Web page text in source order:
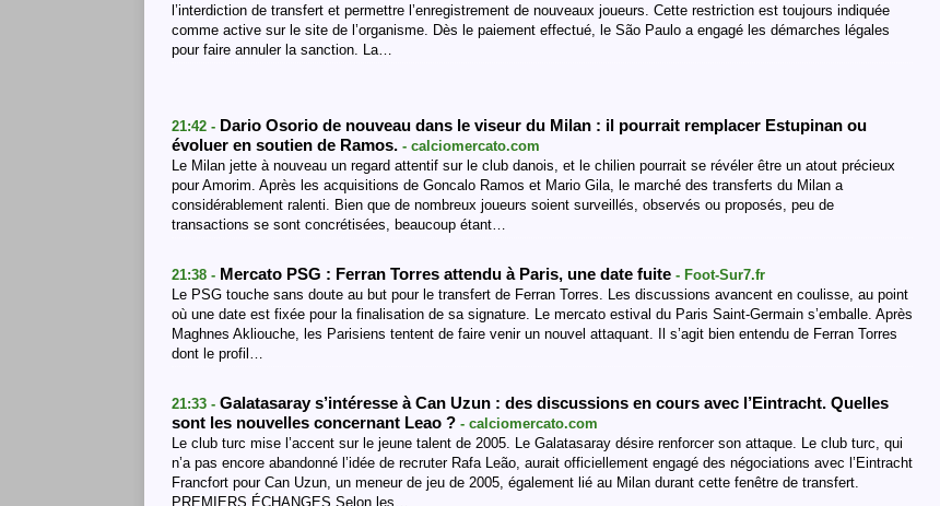
l’interdiction de transfert et permettre l’enregistrement de nouveaux joueurs. Cette restriction est toujours indiquée
comme active sur le site de l’organisme. Dès le paiement effectué, le São Paulo a engagé les démarches légales
pour faire annuler la sanction. La…
21:42 - Dario Osorio de nouveau dans le viseur du Milan : il pourrait remplacer Estupinan ou
évoluer en soutien de Ramos. - calciomercato.com
Le Milan jette à nouveau un regard attentif sur le club danois, et le chilien pourrait se révéler être un atout précieux
pour Amorim. Après les acquisitions de Goncalo Ramos et Mario Gila, le marché des transferts du Milan a
considérablement ralenti. Bien que de nombreux joueurs soient surveillés, observés ou proposés, peu de
transactions se sont concrétisées, beaucoup étant…
21:38 - Mercato PSG : Ferran Torres attendu à Paris, une date fuite - Foot-Sur7.fr
Le PSG touche sans doute au but pour le transfert de Ferran Torres. Les discussions avancent en coulisse, au point
où une date est fixée pour la finalisation de sa signature. Le mercato estival du Paris Saint-Germain s’emballe. Après
Maghnes Akliouche, les Parisiens tentent de faire venir un nouvel attaquant. Il s’agit bien entendu de Ferran Torres
dont le profil…
21:33 - Galatasaray s’intéresse à Can Uzun : des discussions en cours avec l’Eintracht. Quelles
sont les nouvelles concernant Leao ? - calciomercato.com
Le club turc mise l’accent sur le jeune talent de 2005. Le Galatasaray désire renforcer son attaque. Le club turc, qui
n’a pas encore abandonné l’idée de recruter Rafa Leão, aurait officiellement engagé des négociations avec l’Eintracht
Francfort pour Can Uzun, un meneur de jeu de 2005, également lié au Milan durant cette fenêtre de transfert.
PREMIERS ÉCHANGES Selon les…